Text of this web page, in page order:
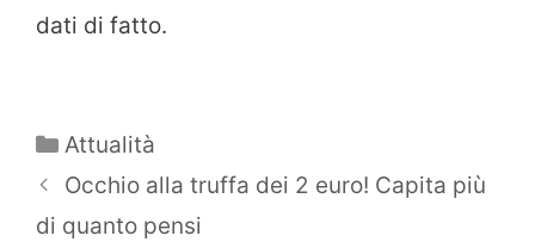
dati di fatto.
Categorie
Attualità
Occhio alla truffa dei 2 euro! Capita più
di quanto pensi